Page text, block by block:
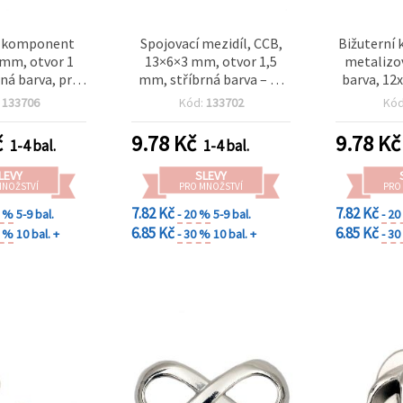
otvor 1
barva, pro
– 50 ks
133706
1-4 bal.
%5-9 bal.
%10 bal. +
Spojovací mezidíl, CCB,
13×6×3 mm, otvor 1,5
mm, stříbrná barva – 50
ks
Kód: 133702
9.78 Kč 1-4 bal.
SLEVY
PRO MNOŽSTVÍ
7.82 Kč- 20 %5-9 bal.
6.85 Kč- 30 %10 bal. +
Bižuterní
barva,
mm,
9.78 Kč
7.82 Kč-
6.85 Kč-